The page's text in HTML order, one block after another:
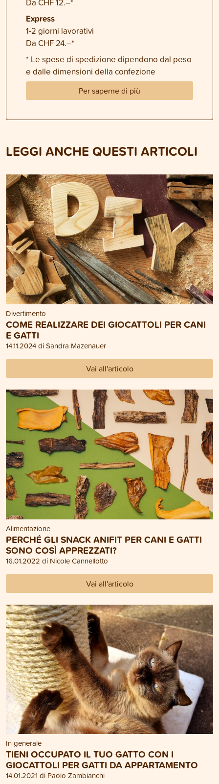
Da CHF 12.–*
Express
1-2 giorni lavorativi
Da CHF 24.–*
* Le spese di spedizione dipendono dal peso
e dalle dimensioni della confezione
Per saperne di più
LEGGI ANCHE QUESTI ARTICOLI
Divertimento
COME REALIZZARE DEI GIOCATTOLI PER CANI
E GATTI
14.11.2024 di Sandra Mazenauer
Vai all'articolo
Alimentazione
PERCHÉ GLI SNACK ANIFIT PER CANI E GATTI
SONO COSÌ APPREZZATI?
16.01.2022 di Nicole Cannellotto
Vai all'articolo
In generale
TIENI OCCUPATO IL TUO GATTO CON I
GIOCATTOLI PER GATTI DA APPARTAMENTO
14.01.2021 di Paolo Zambianchi